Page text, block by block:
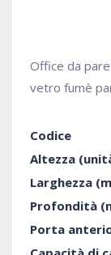
Office da
vetro fumè
Codice
Altezza
Larghezza
Profondità
Porta